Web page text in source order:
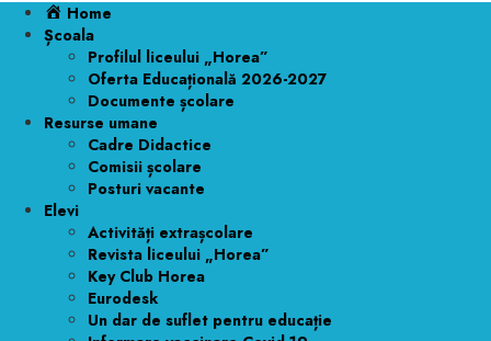
Home
Școala
Profilul liceului „Horea”
Oferta Educațională 2026-2027
Documente școlare
Resurse umane
Cadre Didactice
Comisii școlare
Posturi vacante
Elevi
Activități extrașcolare
Revista liceului „Horea”
Key Club Horea
Eurodesk
Un dar de suflet pentru educație